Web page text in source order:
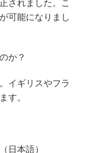
されました。こ
可能になりまし
か？
イギリスやフラ
す。
日本語）